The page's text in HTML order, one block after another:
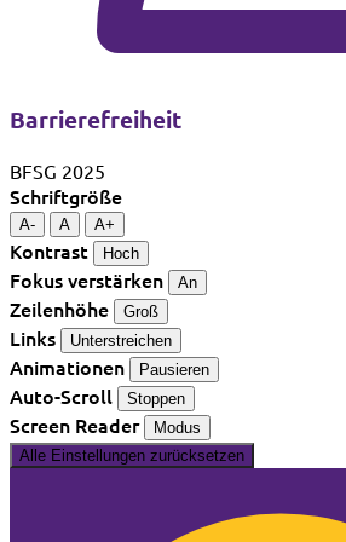
Barrierefreiheit
BFSG 2025
Schriftgröße
A- A A+
Kontrast Hoch
Fokus verstärken An
Zeilenhöhe Groß
Links Unterstreichen
Animationen Pausieren
Auto-Scroll Stoppen
Screen Reader
Modus
Alle Einstellungen zurücksetzen